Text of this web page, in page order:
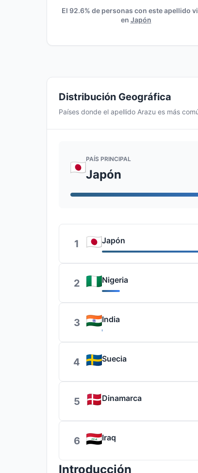
El 92.6% de personas con este apellido
en Japón
Distribución Geográfica
Países donde el apellido Arazu es más
PAÍS PRINCIPAL
Japón
1 Japón
2 Nigeria
3 India
4 Suecia
5 Dinamarca
6 Iraq
Introducción